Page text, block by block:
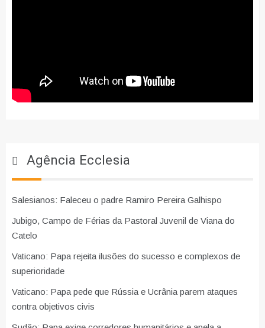
Agência Ecclesia
Salesianos: Faleceu o padre Ramiro Pereira Galhispo
Jubigo, Campo de Férias da Pastoral Juvenil de Viana do
Catelo
Vaticano: Papa rejeita ilusões do sucesso e complexos de
superioridade
Vaticano: Papa pede que Rússia e Ucrânia parem ataques
contra objetivos civis